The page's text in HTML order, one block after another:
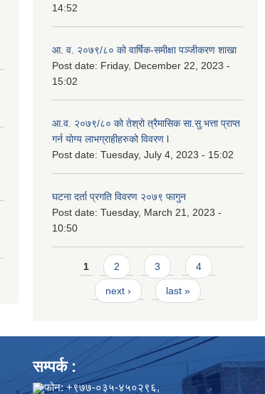
14:52
आ. व. २०७९/८० को वार्षिक-समीक्षा पञ्जीकरण शाखा
Post date: Friday, December 22, 2023 -
15:02
आ.व. २०७९/८० को तेश्रो त्रैमासिक सा.सु.भ‍त्ता प्राप्त
गर्न योग्य लाभग्राहीहरुको विवरण l
Post date: Tuesday, July 4, 2023 - 15:02
घटना दर्ता प्रगति विवरण २०७९ फागुन
Post date: Tuesday, March 21, 2023 -
10:50
Pages
1 2 3 4
next › last »
सम्पर्क :
फोन: +९७७-०३५-४५०२९६,